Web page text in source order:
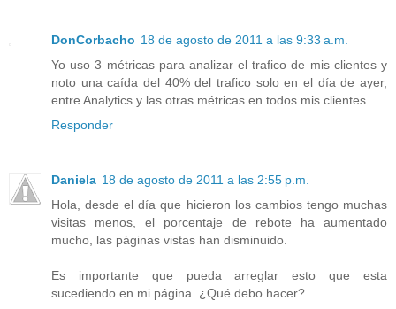
DonCorbacho 18 de agosto de 2011 a las 9:33 a.m.
Yo uso 3 métricas para analizar el trafico de mis clientes y
noto una caída del 40% del trafico solo en el día de ayer,
entre Analytics y las otras métricas en todos mis clientes.
Responder
Daniela 18 de agosto de 2011 a las 2:55 p.m.
Hola, desde el día que hicieron los cambios tengo muchas
visitas menos, el porcentaje de rebote ha aumentado
mucho, las páginas vistas han disminuido.
Es importante que pueda arreglar esto que esta
sucediendo en mi página. ¿Qué debo hacer?